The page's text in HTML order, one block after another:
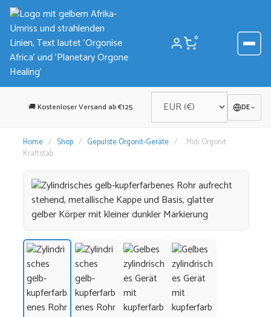
Zum
Inhalt
springen
0
🚚 Kostenloser Versand ab €125 DE
Home / Shop / Gepulste Orgonit-Geräte /
Midi Orgonit
Kraftstab